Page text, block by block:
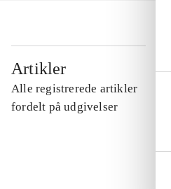
Artikler
Alle registrerede artikler
fordelt på udgivelser